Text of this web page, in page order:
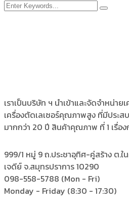
เราเป็นบริษัท ฯ นำเข้าและจัดจำหน่า
เครื่องตัดเลเซอร์คุณภาพสูง ที่มีประ
มากกว่า 20 ปี สินค้าคุณภาพ ที่ 1 เรื่อง
999/1 หมู่ 9 ถ.ประชาอุทิศ-คู่สร้าง ต.ใ
เจดีย์ จ.สมุทรปราการ 10290
098-558-5788 (Mon - Fri)
Monday - Friday (8:30 - 17:30)